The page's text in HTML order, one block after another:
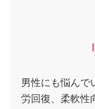
男性にも悩んで
労回復、柔軟性